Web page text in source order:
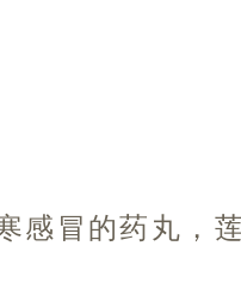
感冒的药丸，